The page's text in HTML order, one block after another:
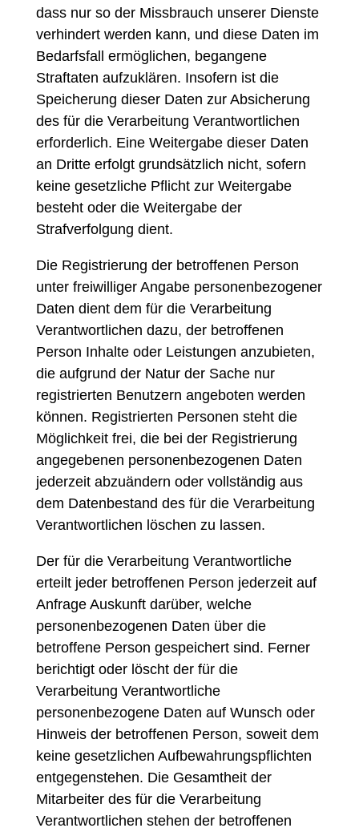
dass nur so der Missbrauch unserer Dienste
verhindert werden kann, und diese Daten im
Bedarfsfall ermöglichen, begangene
Straftaten aufzuklären. Insofern ist die
Speicherung dieser Daten zur Absicherung
des für die Verarbeitung Verantwortlichen
erforderlich. Eine Weitergabe dieser Daten
an Dritte erfolgt grundsätzlich nicht, sofern
keine gesetzliche Pflicht zur Weitergabe
besteht oder die Weitergabe der
Strafverfolgung dient.
Die Registrierung der betroffenen Person
unter freiwilliger Angabe personenbezogener
Daten dient dem für die Verarbeitung
Verantwortlichen dazu, der betroffenen
Person Inhalte oder Leistungen anzubieten,
die aufgrund der Natur der Sache nur
registrierten Benutzern angeboten werden
können. Registrierten Personen steht die
Möglichkeit frei, die bei der Registrierung
angegebenen personenbezogenen Daten
jederzeit abzuändern oder vollständig aus
dem Datenbestand des für die Verarbeitung
Verantwortlichen löschen zu lassen.
Der für die Verarbeitung Verantwortliche
erteilt jeder betroffenen Person jederzeit auf
Anfrage Auskunft darüber, welche
personenbezogenen Daten über die
betroffene Person gespeichert sind. Ferner
berichtigt oder löscht der für die
Verarbeitung Verantwortliche
personenbezogene Daten auf Wunsch oder
Hinweis der betroffenen Person, soweit dem
keine gesetzlichen Aufbewahrungspflichten
entgegenstehen. Die Gesamtheit der
Mitarbeiter des für die Verarbeitung
Verantwortlichen stehen der betroffenen